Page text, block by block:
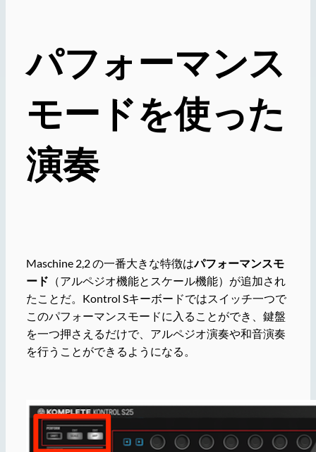
パフォーマンス
モードを使った
演奏
Maschine 2,2 の一番大きな特徴はパフォーマンスモ
ード （アルペジオ機能とスケール機能）が追加され
たことだ。Kontrol Sキーボードではスイッチ一つで
このパフォーマンスモードに入ることができ、鍵盤
を一つ押さえるだけで、アルペジオ演奏や和音演奏
を行うことができるようになる。